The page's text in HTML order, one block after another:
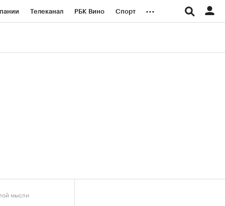
Телеканал РБК Вино Спорт ...
мысли